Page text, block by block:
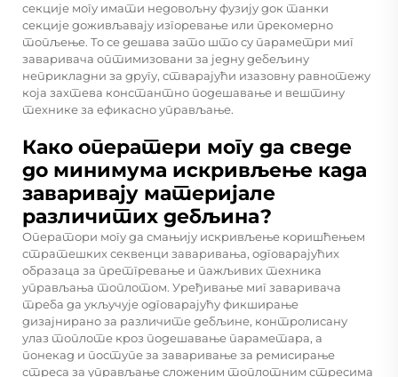
секције могу имати недовољну фузију док танки
секције доживљавају изгоревање или прекомерно
топљење. То се дешава зато што су параметри миг
заваривача оптимизовани за једну дебељину
неприкладни за другу, стварајући изазовну равнотежу
која захтева константно подешавање и вештину
технике за ефикасно управљање.
Како оператери могу да сведе
до минимума искривљење када
заваривају материјале
различитих дебљина?
Оператори могу да смањију искривљење коришћењем
стратешких секвенци заваривања, одговарајућих
образаца за претгревање и пажљивих техника
управљања топлотом. Уређивање миг заваривача
треба да укључује одговарајућу фикширање
дизајнирано за различите дебљине, контролисану
улаз топлоте кроз подешавање параметара, а
понекад и поступе за заваривање за ремисирање
стреса за управљање сложеним топлотним стресима